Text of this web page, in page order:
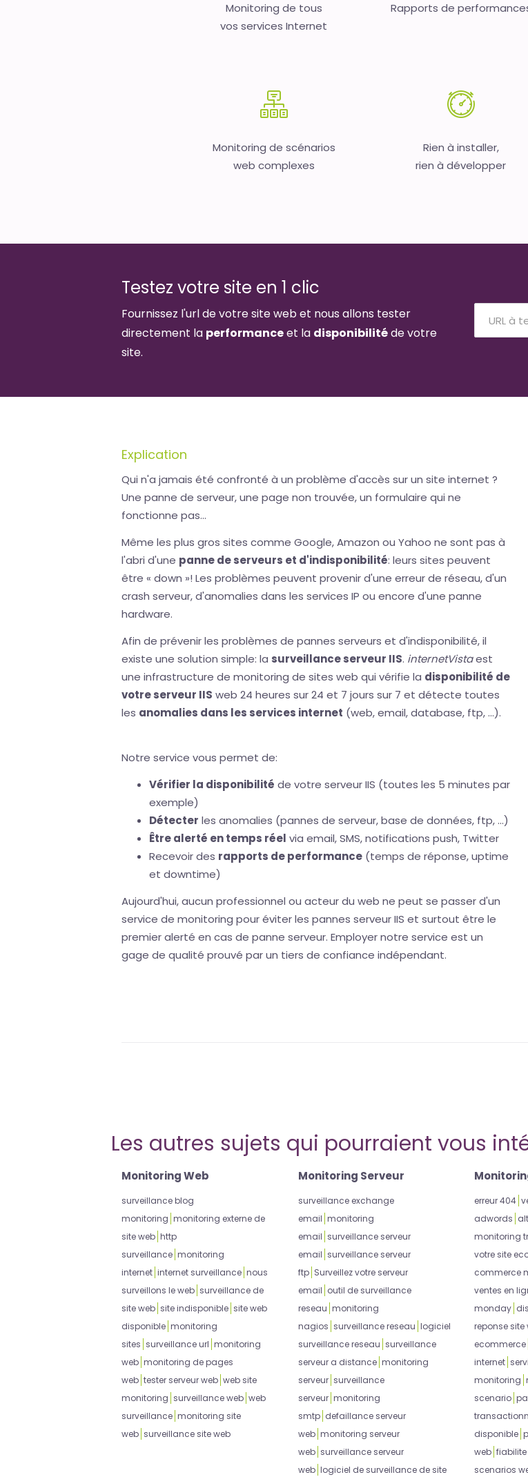
Monitoring de tous
vos services Internet
Rapports de
Monitoring de scénarios
web complexes
Rien à installer,
rien à développer
Testez votre site en 1 clic
Fournissez l'url de votre site web et nous allons tester
directement la performanceet la disponibilitéde votre
site.
Explication
Qui n'a jamais été confronté à un problème d'accès sur un site internet ?
Une panne de serveur, une page non trouvée, un formulaire qui ne
fonctionne pas...
Même les plus gros sites comme Google, Amazon ou Yahoo ne sont pas à
l'abri d'une panne de serveurs et d'indisponibilité: leurs sites peuvent
être « down »! Les problèmes peuvent provenir d'une erreur de réseau, d'un
crash serveur, d'anomalies dans les services IP ou encore d'une panne
hardware.
Afin de prévenir les problèmes de pannes serveurs et d'indisponibilité, il
existe une solution simple: la surveillance serveur IIS. internetVistaest
une infrastructure de monitoring de sites web qui vérifie la disponibilité de
votre serveur IIS web 24 heures sur 24 et 7 jours sur 7 et détecte toutes
les anomalies dans les services internet (web, email, database, ftp, ...).
Notre service vous permet de:
Vérifier la disponibilité de votre serveur IIS (toutes les 5 minutes par
exemple)
Détecter les anomalies (pannes de serveur, base de données, ftp, ...)
Être alerté en temps réel via email, SMS, notifications push, Twitter
Recevoir des rapports de performance (temps de réponse, uptime
et downtime)
Aujourd'hui, aucun professionnel ou acteur du web ne peut se passer d'un
service de monitoring pour éviter les pannes serveur IIS et surtout être le
premier alerté en cas de panne serveur. Employer notre service est un
gage de qualité prouvé par un tiers de confiance indépendant.
Les autres sujets qui pourraient vous
Monitoring Web
surveillance blog
monitoring monitoring externe de
site web http
surveillance monitoring
internet internet surveillance nous
surveillons le web surveillance de
site web site indisponible site web
disponible monitoring
sites surveillance url monitoring
web monitoring de pages
web tester serveur web web site
monitoring surveillance web web
surveillance monitoring site
web surveillance site web
Monitoring Serveur
surveillance exchange
email monitoring
email surveillance serveur
email surveillance serveur
ftp Surveillez votre serveur
email outil de surveillance
reseau monitoring
nagios surveillance reseau logiciel
surveillance reseau surveillance
serveur a distance monitoring
serveur surveillance
serveur monitoring
smtp defaillance serveur
web monitoring serveur
web surveillance serveur
web logiciel de surveillance de site
erreur 404
adwords
monitoring
votre site
commerce
ventes en
monday
reponse site
ecommerce
internet
monitoring
scenario
disponible
web
scenarios